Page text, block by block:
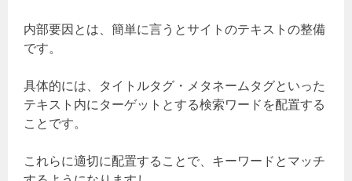
内部要因とは、簡単に言うとサイトのテキストの整備
です。
具体的には、タイトルタグ・メタネームタグといった
テキスト内にターゲットとする検索ワードを配置する
ことです。
これらに適切に配置することで、キーワードとマッチ